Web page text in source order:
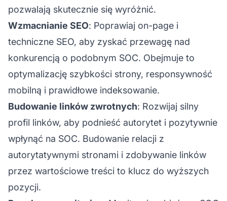
pozwalają skutecznie się wyróżnić.
Wzmacnianie SEO: Poprawiaj on-page i
techniczne SEO, aby zyskać przewagę nad
konkurencją o podobnym SOC. Obejmuje to
optymalizację szybkości strony, responsywność
mobilną i prawidłowe indeksowanie.
Budowanie linków zwrotnych: Rozwijaj silny
profil linków, aby podnieść autorytet i pozytywnie
wpłynąć na SOC. Budowanie relacji z
autorytatywnymi stronami i zdobywanie linków
przez wartościowe treści to klucz do wyższych
pozycji.